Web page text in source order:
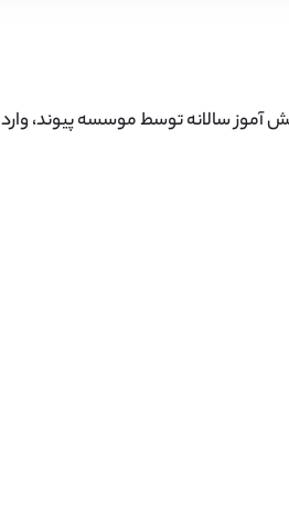
از تأسیس موسسه پیوند می گذرد و بین ۳۰ تا ۵۰ دانش آموز سالانه توسط موسسه پیوند، وارد